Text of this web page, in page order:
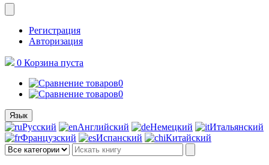
Регистрация
Авторизация
0 Корзина пуста
0
0
Язык
Русский Английский Немецкий
Итальянский
Французский
Испанский Китайский